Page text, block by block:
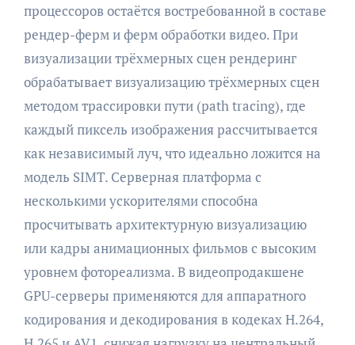
процессоров остаётся востребованной в составе
рендер-ферм и ферм обработки видео. При
визуализации трёхмерных сцен рендеринг
обрабатывает визуализацию трёхмерных сцен
методом трассировки пути (path tracing), где
каждый пиксель изображения рассчитывается
как независимый луч, что идеально ложится на
модель SIMT. Серверная платформа с
несколькими ускорителями способна
просчитывать архитектурную визуализацию
или кадры анимационных фильмов с высоким
уровнем фотореализма. В видеопродакшене
GPU-серверы применяются для аппаратного
кодирования и декодирования в кодеках H.264,